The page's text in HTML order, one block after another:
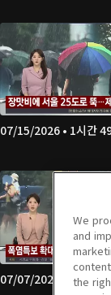
07/15/2026 • 1시간
07/07/2026 • 1시간
We
and
the